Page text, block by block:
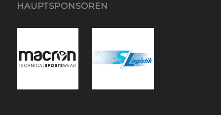
HAUPTSPONSOREN